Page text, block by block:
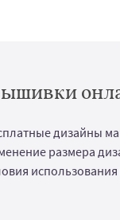
дизайны
размера